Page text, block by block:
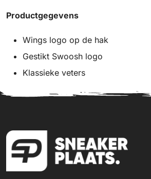
Productgegevens
Wings logo op de hak
Gestikt Swoosh logo
Klassieke veters